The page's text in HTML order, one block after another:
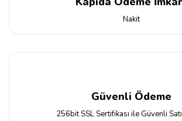
Nakit
Güvenli Ödeme
256bit SSL Sertifikası ile Güvenli